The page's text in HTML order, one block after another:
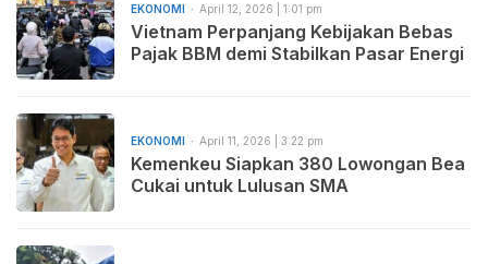
EKONOMI April 12, 2026 | 1:01 pm
Vietnam Perpanjang Kebijakan Bebas
Pajak BBM demi Stabilkan Pasar Energi
EKONOMI April 11, 2026 | 3:22 pm
Kemenkeu Siapkan 380 Lowongan Bea
Cukai untuk Lulusan SMA